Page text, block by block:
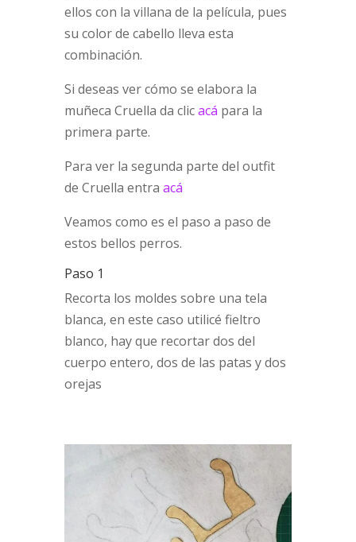
ellos con la villana de la película, pues
su color de cabello lleva esta
combinación.
Si deseas ver cómo se elabora la
muñeca Cruella da clicacá para la
primera parte.
Para ver la segunda parte del outfit
de Cruella entra acá
Veamos como es el paso a paso de
estos bellos perros.
Paso 1
Recorta los moldes sobre una tela
blanca, en este caso utilicé fieltro
blanco, hay que recortar dos del
cuerpo entero, dos de las patas y dos
orejas